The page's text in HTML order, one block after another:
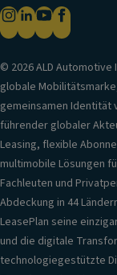
© 2026 ALD
globale
gemeinsamen Identität
führender globaler
Leasing, flexible
multimobile Lösungen
Fachleuten und
Abdeckung in 44
LeasePlan seine
und die digitale
technologiegestützte